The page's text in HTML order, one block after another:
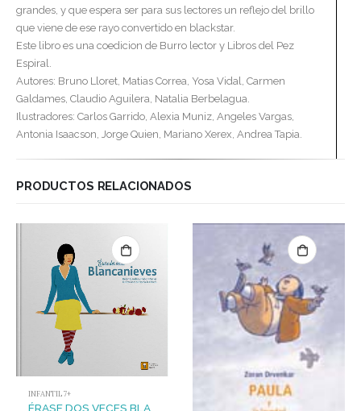
grandes, y que espera ser para sus lectores un reflejo del brillo
que viene de ese rayo convertido en blackstar.
Este libro es una coedicion de Burro lector y Libros del Pez
Espiral.
Autores: Bruno Lloret, Matias Correa, Yosa Vidal, Carmen
Galdames, Claudio Aguilera, Natalia Berbelagua.
Ilustradores: Carlos Garrido, Alexia Muniz, Angeles Vargas,
Antonia Isaacson, Jorge Quien, Mariano Xerex, Andrea Tapia.
PRODUCTOS RELACIONADOS
INFANTIL 7+